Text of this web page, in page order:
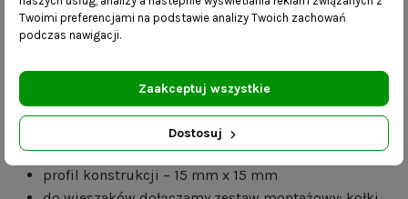
80 cm - 9 sztuk
długość – 80 cm
głębokość stalowej półki – 25 cm
profil konstrukcji – 15 mm x 15 mm
Twoimi preferencjami na podstawie analizy Twoich zachowań
podczas nawigacji.
Dostosuj
Zaakceptuj wszystkie